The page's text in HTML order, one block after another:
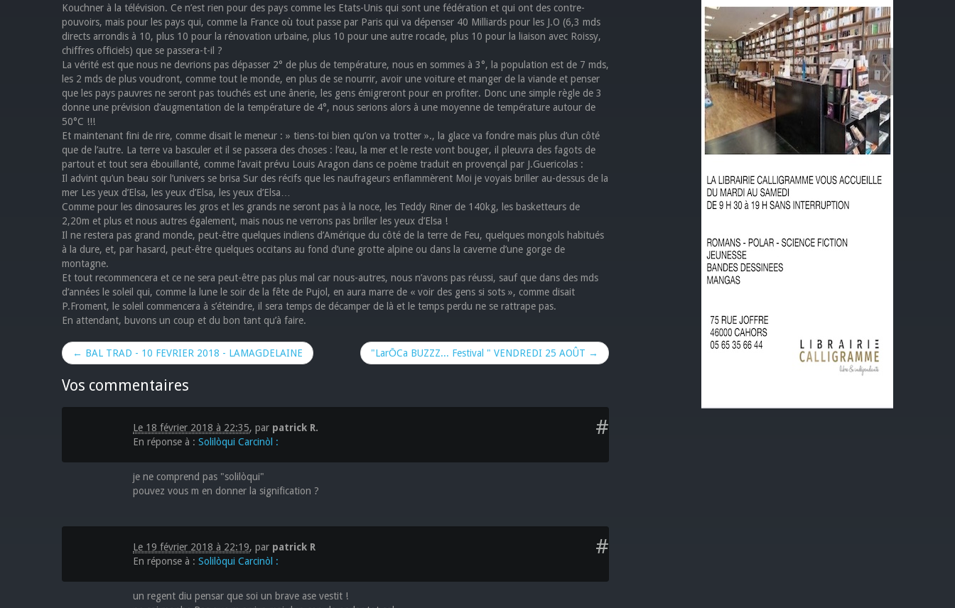
Kouchner à la télévision. Ce n’est rien pour des pays comme les Etats-Unis qui sont une fédération et qui ont des contre-
pouvoirs, mais pour les pays qui, comme la France où tout passe par Paris qui va dépenser 40 Milliards pour les J.O (6,3 mds
directs arrondis à 10, plus 10 pour la rénovation urbaine, plus 10 pour une autre rocade, plus 10 pour la liaison avec Roissy,
chiffres officiels) que se passera-t-il ?
La vérité est que nous ne devrions pas dépasser 2° de plus de température, nous en sommes à 3°, la population est de 7 mds,
les 2 mds de plus voudront, comme tout le monde, en plus de se nourrir, avoir une voiture et manger de la viande et penser
que les pays pauvres ne seront pas touchés est une ânerie, les gens émigreront pour en profiter. Donc une simple règle de 3
donne une prévision d’augmentation de la température de 4°, nous serions alors à une moyenne de température autour de
50°C !!!
Et maintenant fini de rire, comme disait le meneur : » tiens-toi bien qu’on va trotter »., la glace va fondre mais plus d’un côté
que de l’autre. La terre va basculer et il se passera des choses : l’eau, la mer et le reste vont bouger, il pleuvra des fagots de
partout et tout sera ébouillanté, comme l’avait prévu Louis Aragon dans ce poème traduit en provençal par J.Guericolas :
Il advint qu’un beau soir l’univers se brisa Sur des récifs que les naufrageurs enflammèrent Moi je voyais briller au-dessus de la
mer Les yeux d’Elsa, les yeux d’Elsa, les yeux d’Elsa…
Comme pour les dinosaures les gros et les grands ne seront pas à la noce, les Teddy Riner de 140kg, les basketteurs de
2,20m et plus et nous autres également, mais nous ne verrons pas briller les yeux d’Elsa !
Il ne restera pas grand monde, peut-être quelques indiens d’Amérique du côté de la terre de Feu, quelques mongols habitués
à la dure, et, par hasard, peut-être quelques occitans au fond d’une grotte alpine ou dans la caverne d’une gorge de
montagne.
Et tout recommencera et ce ne sera peut-être pas plus mal car nous-autres, nous n’avons pas réussi, sauf que dans des mds
d’années le soleil qui, comme la lune le soir de la fête de Pujol, en aura marre de « voir des gens si sots », comme disait
P.Froment, le soleil commencera à s’éteindre, il sera temps de décamper de là et le temps perdu ne se rattrape pas.
En attendant, buvons un coup et du bon tant qu’à faire.
← BAL TRAD - 10 FEVRIER 2018 - LAMAGDELAINE "LarŌCa BUZZZ... Festival " VENDREDI 25 AOÛT →
Vos commentaires
#
Le 18 février 2018 à 22:35, par patrick R.
En réponse à : Solilòqui Carcinòl :
je ne comprend pas "solilòqui"
pouvez vous m en donner la signification ?
#
Le 19 février 2018 à 22:19, par patrick R
En réponse à : Solilòqui Carcinòl :
un regent diu pensar que soi un brave ase vestit !